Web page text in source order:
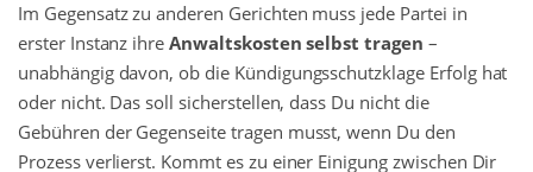
Im Gegensatz zu anderen Gerichten muss jede Partei in
erster Instanz ihreAnwaltskosten selbst tragen –
unabhängig davon, ob die Kündigungsschutzklage Erfolg hat
oder nicht. Das soll sicherstellen, dass Du nicht die
Gebühren der Gegenseite tragen musst, wenn Du den
Prozess verlierst. Kommt es zu einer Einigung zwischen Dir